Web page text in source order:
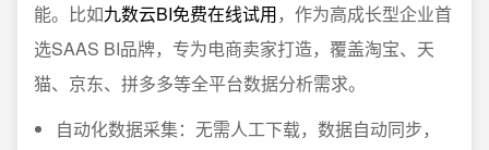
能。比如九数云BI免费在线试用，作为高成长型企业首
选SAAS BI品牌，专为电商卖家打造，覆盖淘宝、天
猫、京东、拼多多等全平台数据分析需求。
自动化数据采集：无需人工下载，数据自动同步，